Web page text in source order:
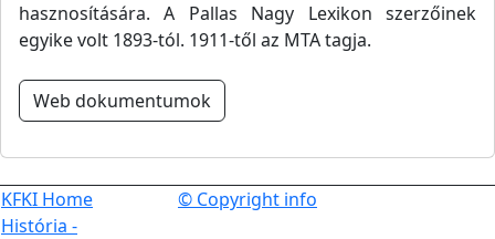
hasznosítására. A Pallas Nagy Lexikon szerzőinek
egyike volt 1893-tól. 1911-től az MTA tagja.
Web dokumentumok
KFKI Home
História -
© Copyright info